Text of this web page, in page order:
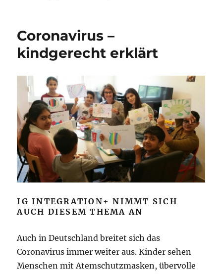
Coronavirus –
kindgerecht erklärt
IG INTEGRATION+ NIMMT SICH
AUCH DIESEM THEMA AN
Auch in Deutschland breitet sich das
Coronavirus immer weiter aus. Kinder sehen
Menschen mit Atemschutzmasken, übervolle